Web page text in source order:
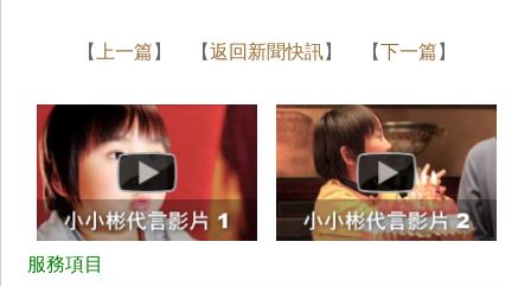
【 上一篇 】 【返回新聞快訊】 【下一篇 】